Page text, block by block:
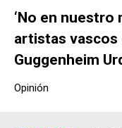
‘No en nuestro
artistas
Guggenheim
Opinión